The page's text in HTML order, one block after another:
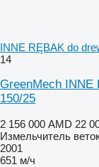
INNE RĘBAK do
14
GreenMech INNE
150/25
2 156 000 AMD 22
Измельчитель
2001
651 м/ч